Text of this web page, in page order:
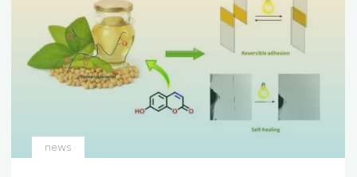
ミ
ス
ト
リ
―
news